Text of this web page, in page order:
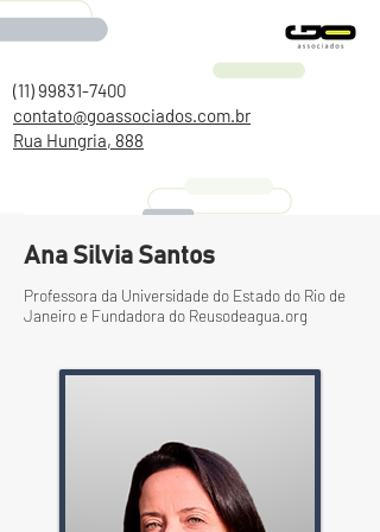
(11) 99831-7400
contato@goassociados.com.br
Rua Hungria, 888
Ana Silvia Santos
Professora da Universidade do Estado do Rio de
Janeiro e Fundadora do Reusodeagua.org